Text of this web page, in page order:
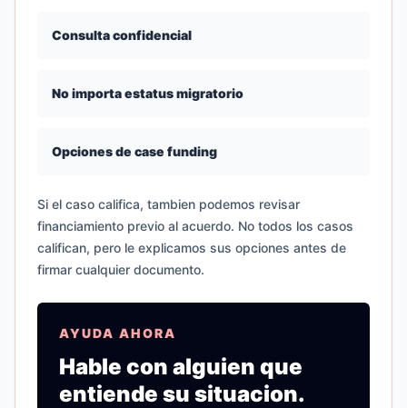
Consulta confidencial
No importa estatus migratorio
Opciones de case funding
Si el caso califica, tambien podemos revisar
financiamiento previo al acuerdo. No todos los casos
califican, pero le explicamos sus opciones antes de
firmar cualquier documento.
AYUDA AHORA
Hable con alguien que
entiende su situacion.